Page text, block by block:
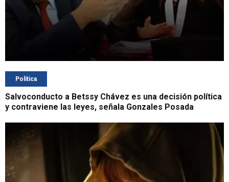
Política
Salvoconducto a Betssy Chávez es una decisión política
y contraviene las leyes, señala Gonzales Posada